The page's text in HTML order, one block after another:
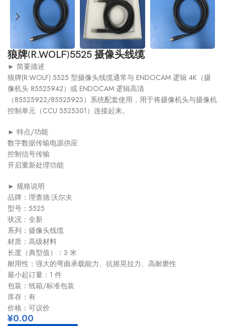
狼牌(R.WOLF)5525 摄像头线缆
► 简要描述
狼牌(R.WOLF) 5525 型摄像头线缆通常与 ENDOCAM 逻辑 4K（摄
像机头 85525942）或 ENDOCAM 逻辑高清
（85525922/85525923）系统配套使用，用于将摄像机头与摄像机
控制单元（CCU 5525301）连接起来。
► 特点/功能
数字数据传输电源供应
控制信号传输
开启重新处理功能
► 规格说明
品牌：理查德·沃尔夫
型号：5525
状况：全新
系列：摄像头线缆
材质：高级材料
长度（典型值）：3 米
耐用性：强大的弯曲承载能力、抗摇晃拉力、高耐磨性
最小起订量：1 件
包装：纸箱/标准包装
库存：有
价格：可议价
¥0.00